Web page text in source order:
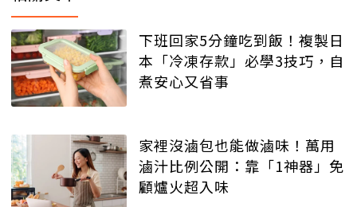
下班回家5分鐘吃到飯！複製日
本「冷凍存款」必學3技巧，自
煮安心又省事
家裡沒滷包也能做滷味！萬用
滷汁比例公開：靠「1神器」免
顧爐火超入味